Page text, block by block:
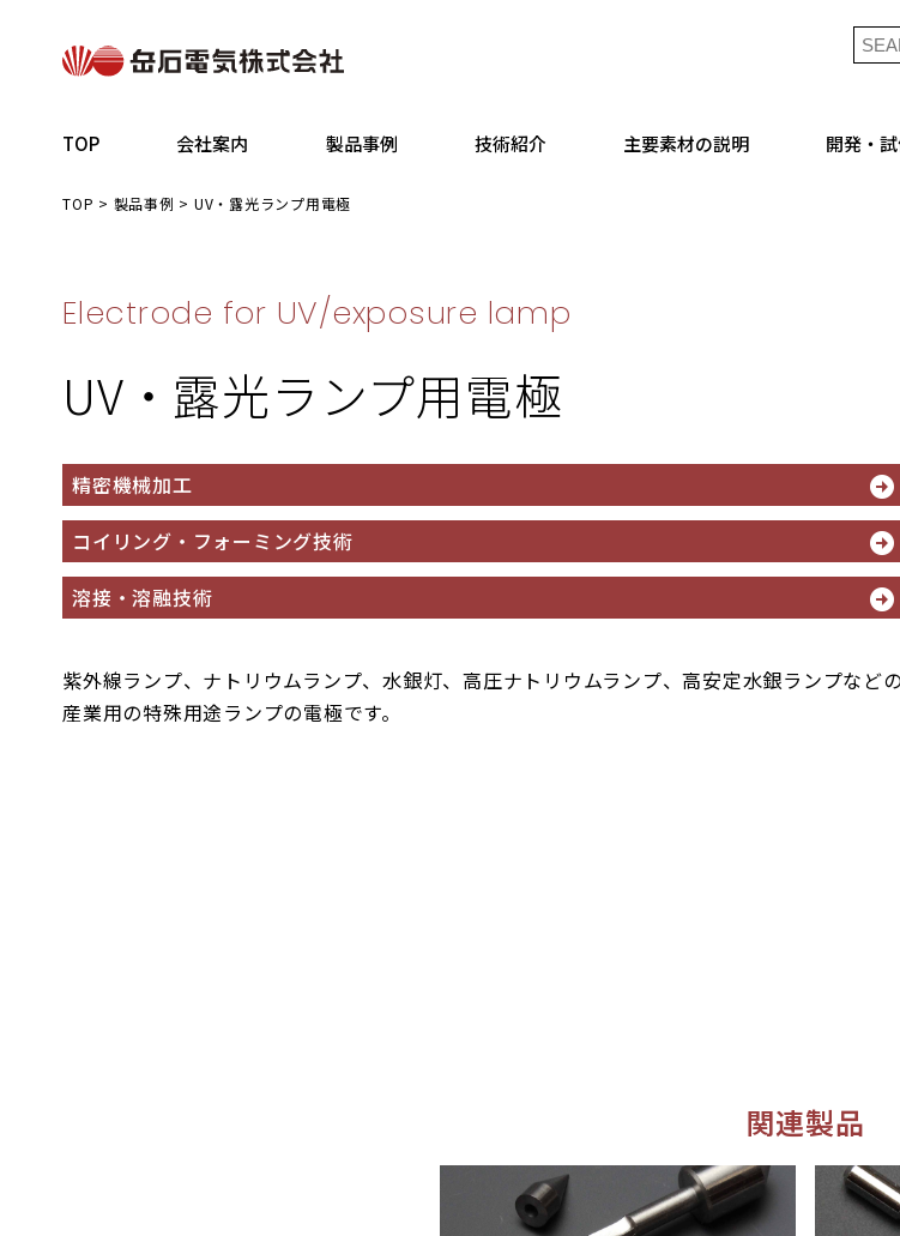
TOP 会社案内 製品事例 技術紹介 主要素材の説明 開発・
TOP > 製品事例 > UV・露光ランプ用電極
Electrode for UV/exposure lamp
UV・露光ランプ用電極
精密機械加工
コイリング・フォーミング技術
溶接・溶融技術
紫外線ランプ、ナトリウムランプ、水銀灯、高圧ナトリウムランプ、高安定水銀ランプなどの
産業用の特殊用途ランプの電極です。
関連製品